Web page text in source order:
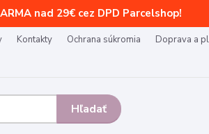
nad 29€ cez DPD Parcelshop!
Kontakty Ochrana súkromia
Doprava a
Hľadať